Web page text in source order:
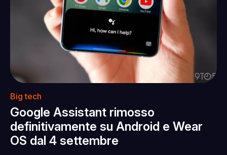
Big tech
Google Assistant rimosso
definitivamente su Android e Wear
OS dal 4 settembre